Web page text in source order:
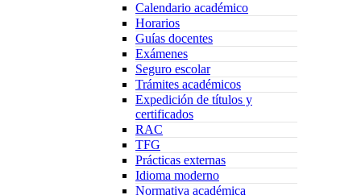
Calendario académico
Horarios
Guías docentes
Exámenes
Seguro escolar
Trámites académicos
Expedición de títulos y
certificados
RAC
TFG
Prácticas externas
Idioma moderno
Normativa académica